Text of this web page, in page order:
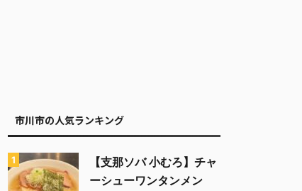
市川市の人気ランキング
【支那ソバ 小むろ】チャ
ーシューワンタンメン